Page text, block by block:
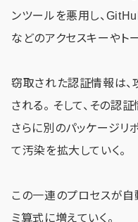
ンツールを悪用し、
などのアクセスキーやト
窃取された認証情報は
される。 そして、その認
さらに別のパッケージリ
て汚染を拡大していく。
この一連のプロセスが
ミ算式に増えていく。